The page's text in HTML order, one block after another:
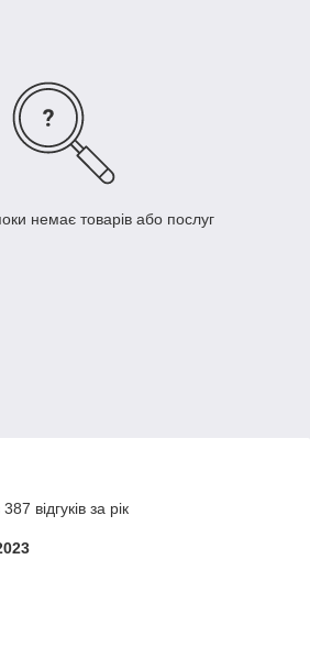
немає товарів або послуг
відгуків за рік